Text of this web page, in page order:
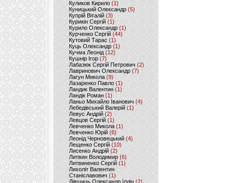
Куликов Кирило (1)
Куницький Олександр (5)
Купрій Віталій (3)
Курикін Сергій(1)
Курило Олександр (1)
Курченко Сергій (44)
Кутовий Тарас (1)
Куць Олександр (1)
Кучма Леонід (12)
Кушнір Ігор(7)
Лабазюк Сергій Петрович (2)
Лавринович Олександр(7)
Лагун Микола(9)
Лазаренко Павло (1)
Ландик Валентин (1)
Ландік Роман (1)
Ланьо Михайло Іванович(4)
Лебедівський Валерій(1)
Левус Андрій(2)
Левцов Сергій (1)
Левченко Микола (1)
Левченко Юрій (6)
Леонід Черновецький (4)
Лещенко Сергій (10)
Лисенко Андрій (2)
Литвин Володимир (6)
Литвиненко Сергій (1)
Лихоліт Валентин
Станіславович (1)
Лівшиць Олександр Ілліч (2)